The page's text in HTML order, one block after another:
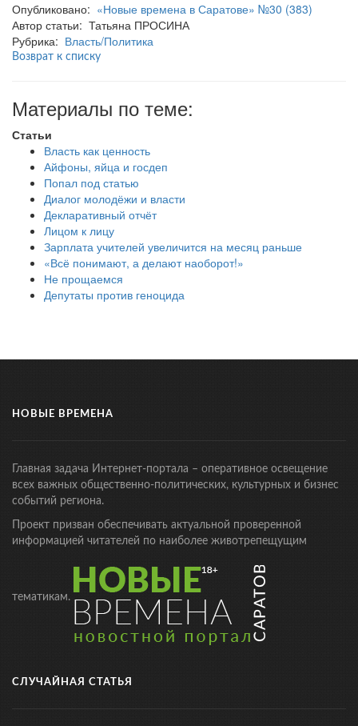
Опубликовано: «Новые времена в Саратове» №30 (383)
Автор статьи: Татьяна ПРОСИНА
Рубрика: Власть/Политика
Возврат к списку
Материалы по теме:
Статьи
Власть как ценность
Айфоны, яйца и госдеп
Попал под статью
Диалог молодёжи и власти
Декларативный отчёт
Лицом к лицу
Зарплата учителей увеличится на месяц раньше
«Всё понимают, а делают наоборот!»
Не прощаемся
Депутаты против геноцида
НОВЫЕ ВРЕМЕНА
Главная задача Интернет-портала – оперативное освещение
всех важных общественно-политических, культурных и бизнес
событий региона.
Проект призван обеспечивать актуальной проверенной
информацией читателей по наиболее животрепещущим
тематикам.
СЛУЧАЙНАЯ СТАТЬЯ